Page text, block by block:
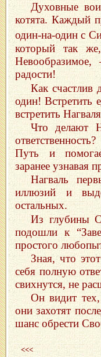
Духовные
котята. Каждый
один-на-один с
который так
радости!
Как
один!
встретить
Что делают
Путь и
заранее узнавая
Нагваль
иллюзий и
остальных.
Из глубины
подошли к
простого
Зная, что
себя полную
свихнутся, не
Он видит
они захотят
шанс обрести
<<<